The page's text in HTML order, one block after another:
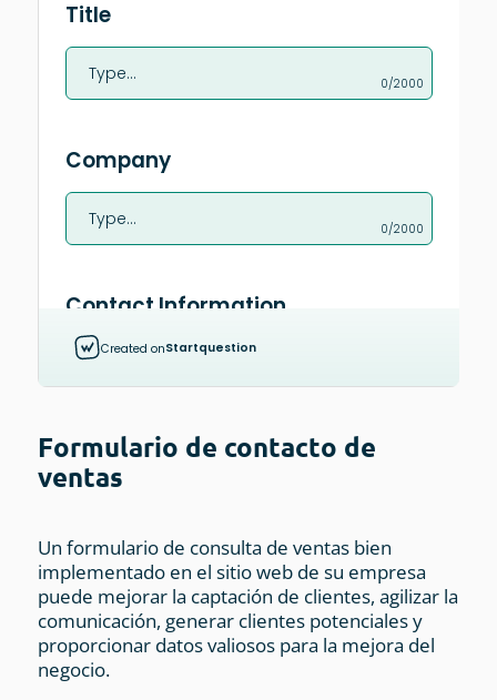
Formulario de contacto de
ventas
Un formulario de consulta de ventas bien
implementado en el sitio web de su empresa
puede mejorar la captación de clientes, agilizar la
comunicación, generar clientes potenciales y
proporcionar datos valiosos para la mejora del
negocio.